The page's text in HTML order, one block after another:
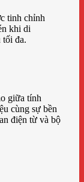
tinh chỉnh
khi di
tối đa.
giữa tính
cùng sự bền
điện từ và bộ